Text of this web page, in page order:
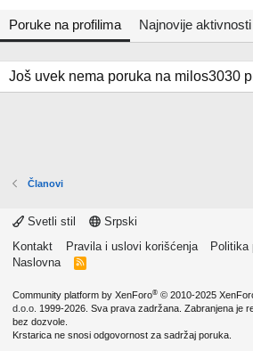
Poruke na profilima Najnovije aktivnosti
Još uvek nema poruka na milos3030
Članovi
Svetli stil
Srpski
Kontakt
Pravila i uslovi korišćenja Politika
Naslovna
R
Community platform by XenForo® © 2010-2025
d.o.o. 1999-2026. Sva prava zadržana. Zabranjena je
bez dozvole.
Krstarica ne snosi odgovornost za sadržaj poruka.